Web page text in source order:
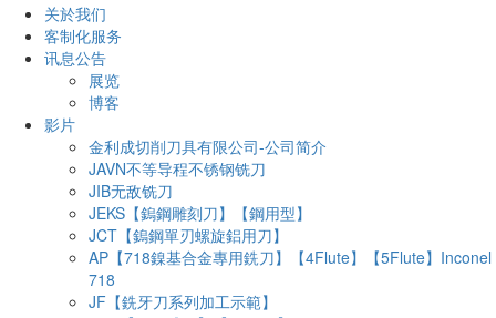
关於我们
客制化服务
讯息公告
展览
博客
影片
金利成切削刀具有限公司-公司简介
JAVN不等导程不锈钢铣刀
JIB无敌铣刀
JEKS【鎢鋼雕刻刀】【鋼用型】
JCT【鎢鋼單刃螺旋鋁用刀】
AP【718鎳基合金專用銑刀】【4Flute】【5Flute】Inconel
718
JF【銑牙刀系列加工示範】